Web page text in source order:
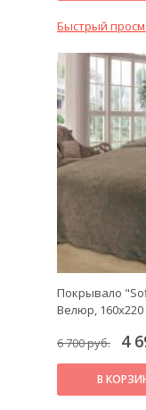
Быстрый
Покрывало
Велюр, 160х220
6 700 руб. 4
В